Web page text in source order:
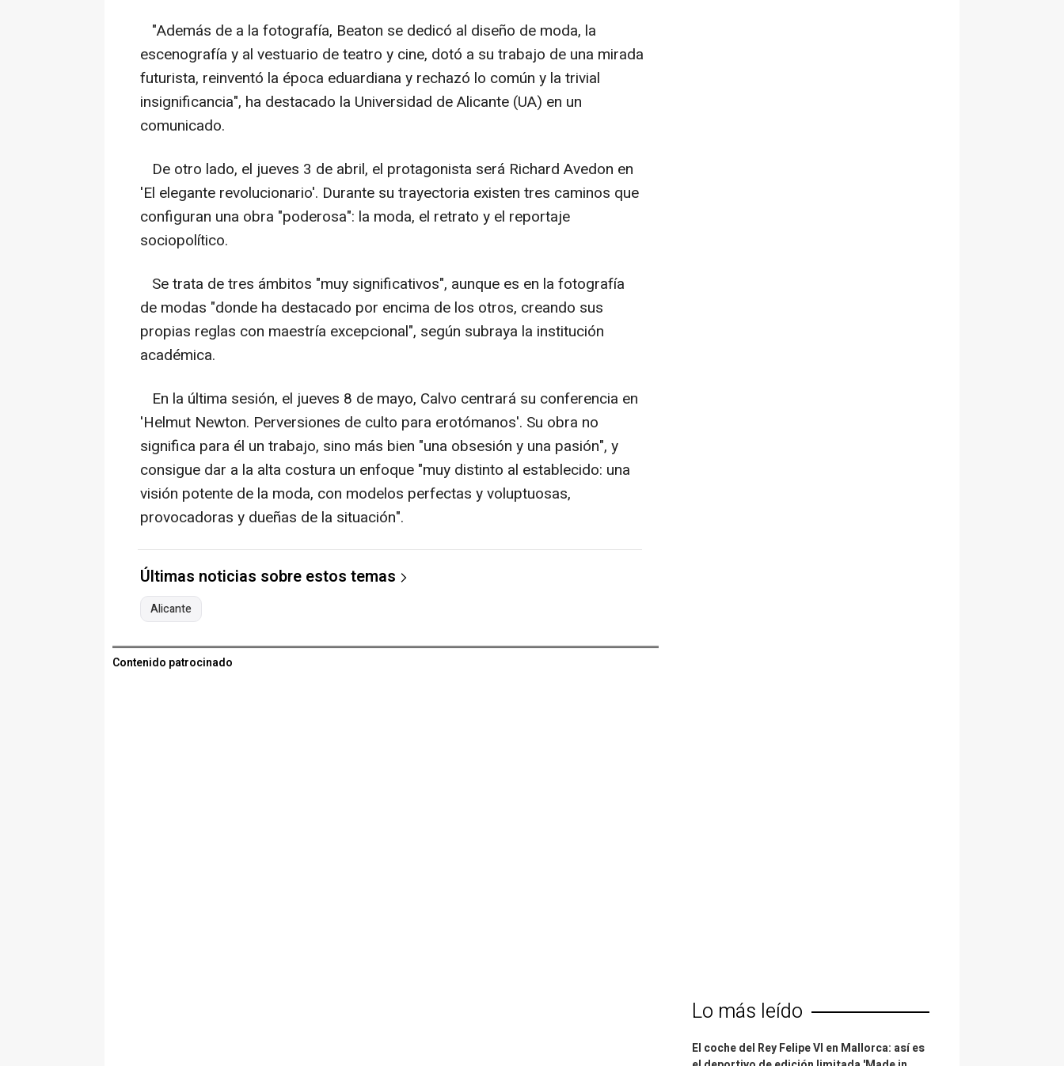
"Además de a la fotografía, Beaton se dedicó al diseño de moda, la
escenografía y al vestuario de teatro y cine, dotó a su trabajo de una mirada
futurista, reinventó la época eduardiana y rechazó lo común y la trivial
insignificancia", ha destacado la Universidad de Alicante (UA) en un
comunicado.
De otro lado, el jueves 3 de abril, el protagonista será Richard Avedon en
'El elegante revolucionario'. Durante su trayectoria existen tres caminos que
configuran una obra "poderosa": la moda, el retrato y el reportaje
sociopolítico.
Se trata de tres ámbitos "muy significativos", aunque es en la fotografía
de modas "donde ha destacado por encima de los otros, creando sus
propias reglas con maestría excepcional", según subraya la institución
académica.
En la última sesión, el jueves 8 de mayo, Calvo centrará su conferencia en
'Helmut Newton. Perversiones de culto para erotómanos'. Su obra no
significa para él un trabajo, sino más bien "una obsesión y una pasión", y
consigue dar a la alta costura un enfoque "muy distinto al establecido: una
visión potente de la moda, con modelos perfectas y voluptuosas,
provocadoras y dueñas de la situación".
Últimas noticias sobre estos temas
Alicante
Contenido patrocinado
Lo más leído
El coche del Rey Felipe VI en Mallorca: así es